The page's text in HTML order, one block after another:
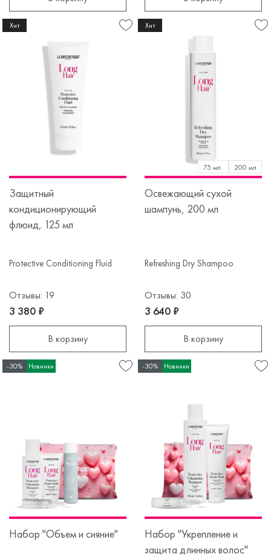
Хит
Защитный
кондиционирующий
флюид, 125 мл
Protective Conditioning Fluid
Отзывы: 19
3 380 ₽
В корзину
Хит
75 мл 200 мл
Освежающий сухой
шампунь, 200 мл
Refreshing Dry Shampoo
Отзывы: 30
3 640 ₽
В корзину
-30% Новинки
Набор "Объем и сияние"
-30% Новинки
Набор "Укрепление и
защита длинных волос"